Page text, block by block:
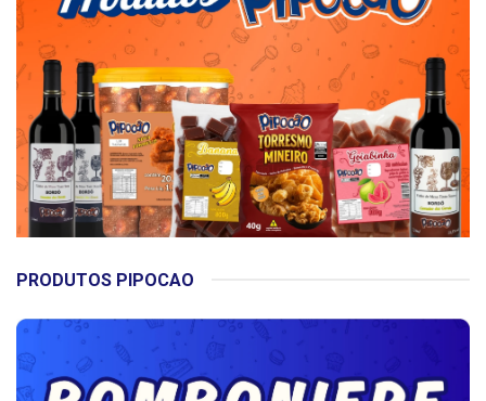
PRODUTOS PIPOCAO